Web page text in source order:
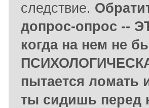
следствие.
допрос-опрос --
когда на нем не
пытается ломать
ты сидишь перед